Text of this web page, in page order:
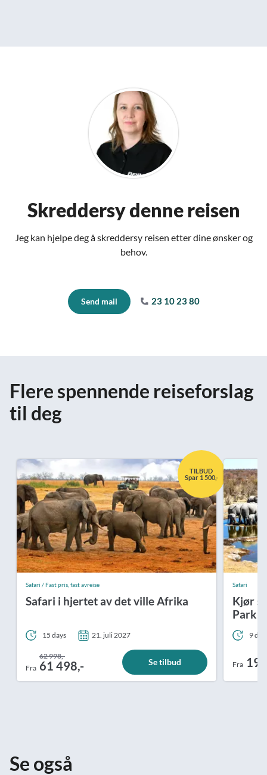
Skreddersy denne reisen
Jeg kan hjelpe deg å skreddersy reisen etter dine ønsker og
behov.
Send mail 23 10 23 80
Flere spennende reiseforslag
til deg
TILBUD
Spar 1 500,-
Safari / Fast pris, fast avreise
Safari i hjertet av det ville Afrika
15 days 21. juli 2027
Fra
62 998,-
61 498,- Se tilbud
Safari
Kjør
Park i
9
Fra 19
Se også